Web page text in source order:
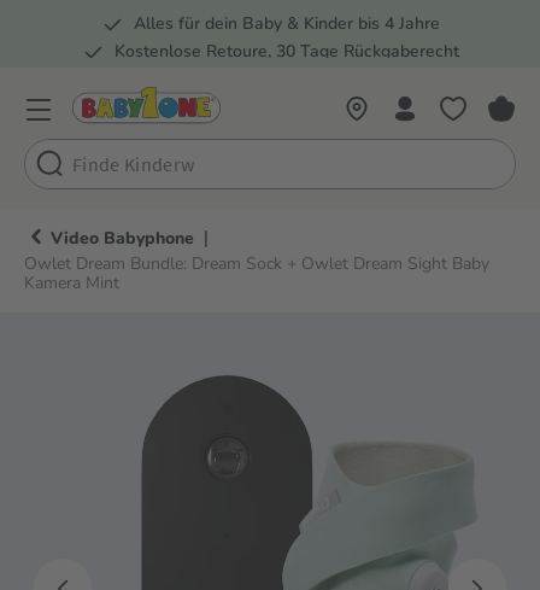
Zur Hauptnavigation springen
Alles für dein Baby & Kinder bis 4 Jahre
Kostenlose Retoure, 30 Tage Rückgaberecht
Video Babyphone |
Owlet Dream Bundle: Dream Sock + Owlet Dream Sight Baby
Kamera Mint